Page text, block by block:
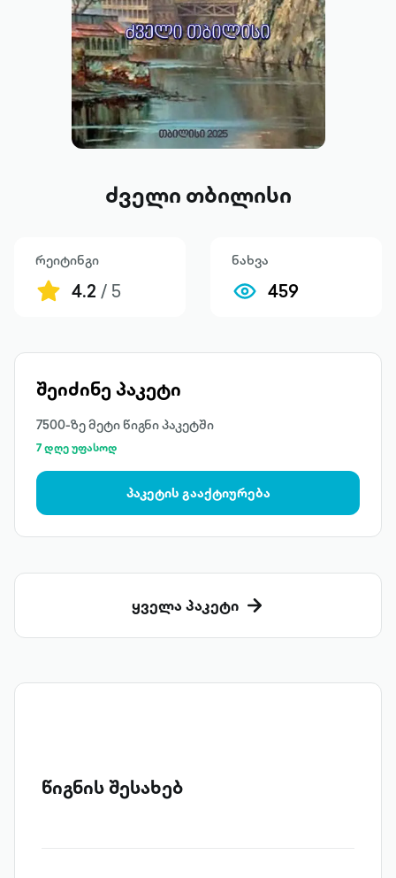
ძველი თბილისი
რეიტინგი
4.2 / 5
ნახვა
459
შეიძინე პაკეტი
7500-ზე მეტი წიგნი პაკეტში
7 დღე უფასოდ
პაკეტის გააქტიურება
ყველა პაკეტი
წიგნის შესახებ